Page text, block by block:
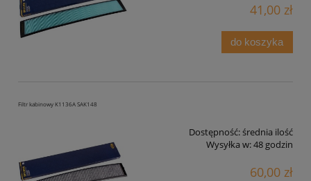
41,00 zł
do koszyka
Filtr kabinowy K1136A SAK148
Dostępność:średnia ilość
Wysyłka w:48 godzin
60,00 zł